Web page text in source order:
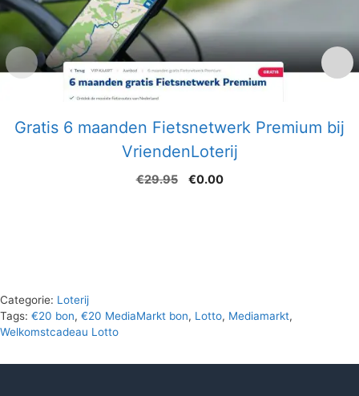
Gratis 6 maanden Fietsnetwerk Premium bij
VriendenLoterij
€29.95
Oorspronkelijke
€0.00Huidige
Categorie: Loterij
Tags: €20 bon, €20 MediaMarkt bon, Lotto, Mediamarkt,
Welkomstcadeau Lotto